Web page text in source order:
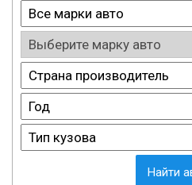
Найти